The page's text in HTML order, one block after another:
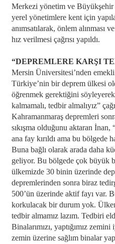
Merkezi yönetim ve Büyükşehir
yerel yönetimlere kent için
anımsatılarak, önlem alınması
hız verilmesi çağrısı yapıldı.
“DEPREMLERE KARŞI
Mersin Üniversitesi’nden
Türkiye’nin bir deprem ülkesi
öğrenmek gerektiğini
kalmamalı, tedbir almalıyız”
Kahramanmaraş depremleri
sıkışma olduğunu aktaran İnan,
ana fay kırıldı ama bu bölgede
Buna bağlı olarak arada daha
geliyor. Bu bölgede çok büyük
ülkemizde 30 binin üzerinde
depremlerinden sonra biraz
500’ün üzerinde aktif fayı var.
korkulacak bir durum yok.
tedbir almamız lazım. Tedbiri
Binalarımızı, yaptığımız
zemin üzerine sağlım binalar